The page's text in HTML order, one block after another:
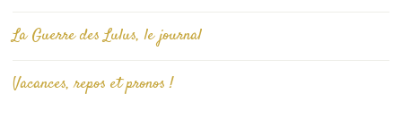
La Guerre des Lulus, le journal
Vacances, repos et pronos !